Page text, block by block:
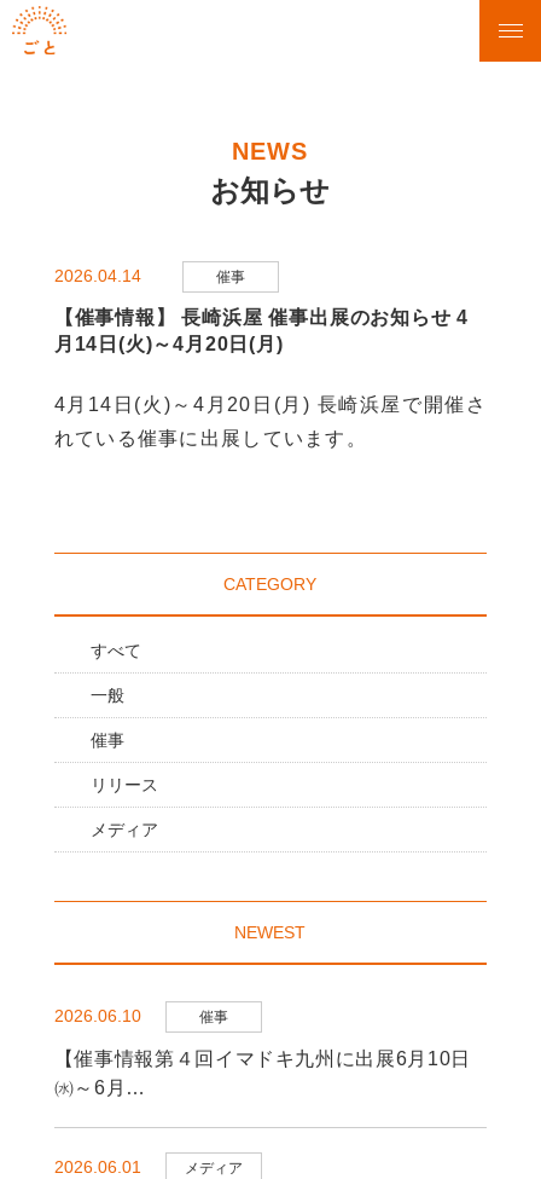
NEWS
お知らせ
CATEGORY
すべて
一般
催事
リリース
メディア
NEWEST
2026.06.10 催事
【催事情報第４回イマドキ九州に出展6月10日
㈬～6月…
2026.06.01 メディア
2026.04.14 催事
【催事情報】 長崎浜屋 催事出展のお知らせ 4
月14日(火)～4月20日(月)
4月14日(火)～4月20日(月) 長崎浜屋で開催さ
れている催事に出展しています。